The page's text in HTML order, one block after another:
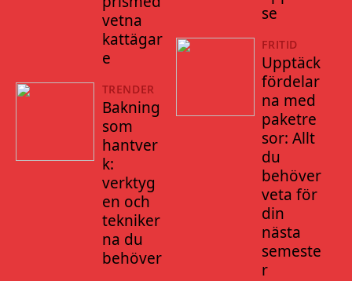
vetna
kattägar
e
TRENDER
Bakning
som
hantver
k:
verktyg
en och
tekniker
na du
behöver
se
FRITID
Upptäck
fördelar
na med
paketre
sor: Allt
du
behöver
veta för
din
nästa
semeste
r